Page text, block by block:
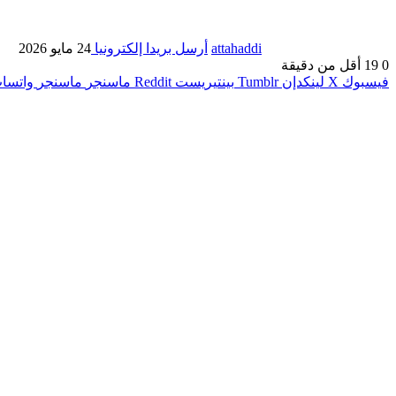
attahaddi أرسل بريدا إلكترونيا 24 مايو 2026
0
أقل من دقيقة
فيسبوك X لينكدإن بينتيريست ماسنجر ماسنجر